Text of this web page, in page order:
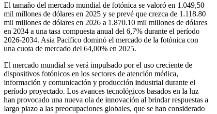
El tamaño del mercado mundial de fotónica se valoró en 1.049,50
mil millones de dólares en 2025 y se prevé que crezca de 1.118.80
mil millones de dólares en 2026 a 1.870.10 mil millones de dólares
en 2034 a una tasa compuesta anual del 6,7% durante el período
2026-2034. Asia Pacífico dominó el mercado de la fotónica con
una cuota de mercado del 64,00% en 2025.
El mercado mundial se verá impulsado por el uso creciente de
dispositivos fotónicos en los sectores de atención médica,
información y comunicación y producción industrial durante el
período proyectado. Los avances tecnológicos basados ​​en la luz
han provocado una nueva ola de innovación al brindar respuestas a
largo plazo a las preocupaciones globales, que se han considerado